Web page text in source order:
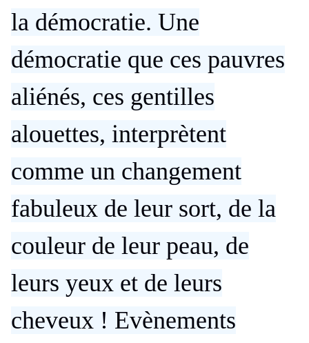
la démocratie. Une
démocratie que ces pauvres
aliénés, ces gentilles
alouettes, interprètent
comme un changement
fabuleux de leur sort, de la
couleur de leur peau, de
leurs yeux et de leurs
cheveux ! Evènements